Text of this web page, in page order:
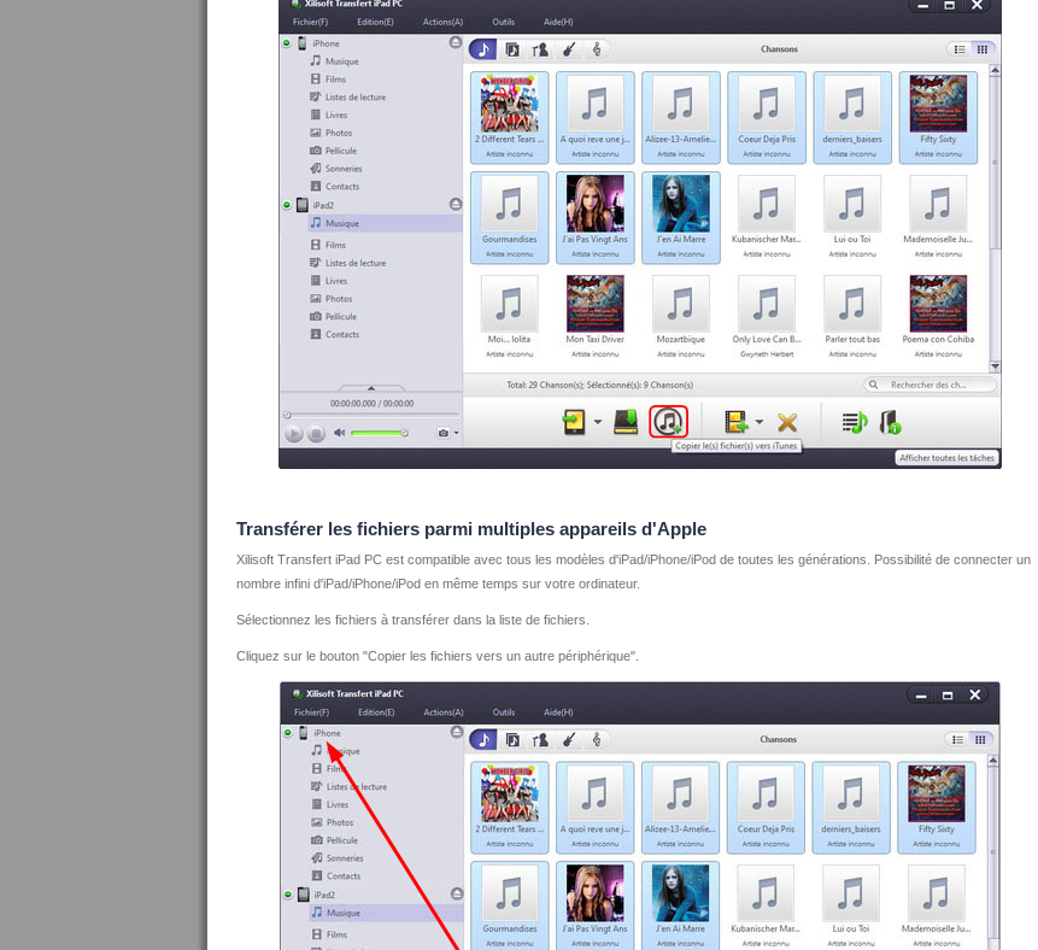
Transférer les fichiers parmi multiples appareils d'Apple
Xilisoft Transfert iPad PC est compatible avec tous les modèles d'iPad/iPhone/iPod de toutes les générations. Possibilité de connecter un
nombre infini d'iPad/iPhone/iPod en même temps sur votre ordinateur.
Sélectionnez les fichiers à transférer dans la liste de fichiers.
Cliquez sur le bouton "Copier les fichiers vers un autre périphérique".